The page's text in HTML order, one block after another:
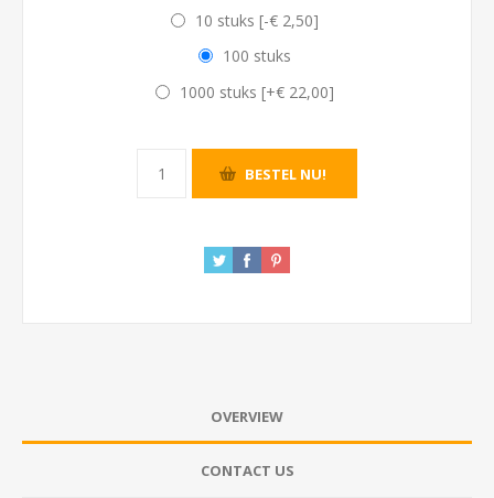
10 stuks [-€ 2,50]
100 stuks
1000 stuks [+€ 22,00]
OVERVIEW
CONTACT US